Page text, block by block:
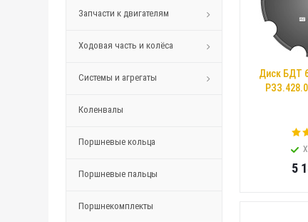
Запчасти к двигателям
Ходовая часть и колёса
Системы и агрегаты
Коленвалы
Поршневые кольца
Поршневые пальцы
Поршнекомплекты
Диск БДТ
5